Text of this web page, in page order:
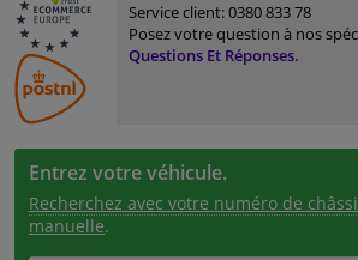
Service client:0380 833 78
Posez votre question à nos
Questions Et Réponses.
Entrez votre véhicule.
Recherchez avec votre numéro de
manuelle.